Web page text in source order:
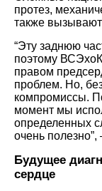
протез,
также вызывают
“Эту заднюю
поэтому
правом
проблем. Но,
компромиссы.
момент мы
определенных
очень
Будущее
сердце